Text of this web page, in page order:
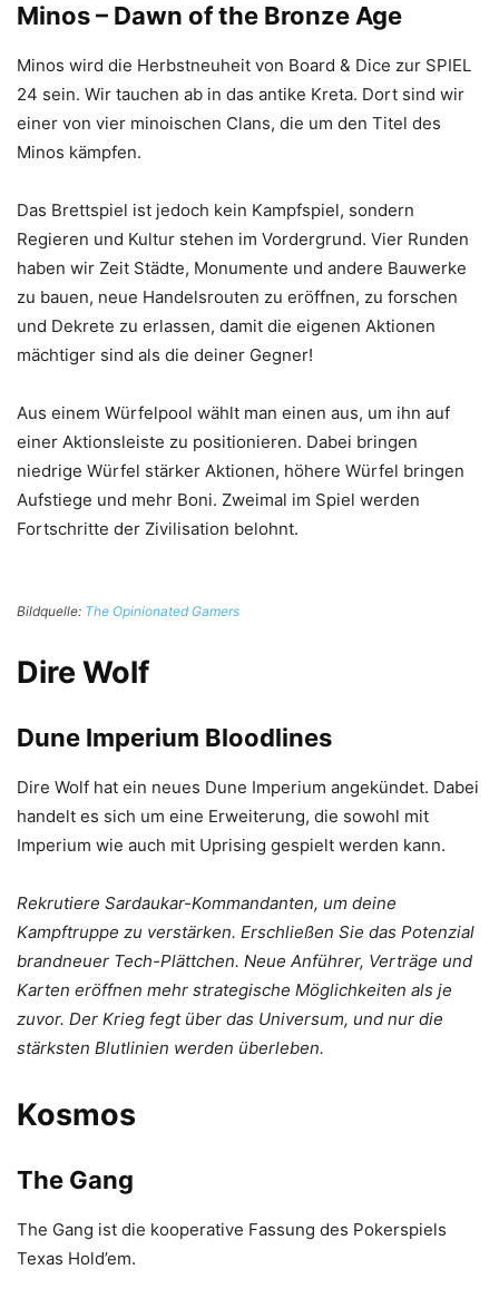
Minos– Dawn of the Bronze Age
Minos wird die Herbstneuheit von Board & Dice zur SPIEL
24 sein. Wir tauchen ab in das antike Kreta. Dort sind wir
einer von vier minoischen Clans, die um den Titel des
Minos kämpfen.
Das Brettspiel ist jedoch kein Kampfspiel, sondern
Regieren und Kultur stehen im Vordergrund. Vier Runden
haben wir Zeit Städte, Monumente und andere Bauwerke
zu bauen, neue Handelsrouten zu eröffnen, zu forschen
und Dekrete zu erlassen, damit die eigenen Aktionen
mächtiger sind als die deiner Gegner!
Aus einem Würfelpool wählt man einen aus, um ihn auf
einer Aktionsleiste zu positionieren. Dabei bringen
niedrige Würfel stärker Aktionen, höhere Würfel bringen
Aufstiege und mehr Boni. Zweimal im Spiel werden
Fortschritte der Zivilisation belohnt.
Bildquelle: The Opinionated Gamers
Dire Wolf
Dune Imperium Bloodlines
Dire Wolf hat ein neues Dune Imperium angekündet. Dabei
handelt es sich um eine Erweiterung, die sowohl mit
Imperium wie auch mit Uprising gespielt werden kann.
Rekrutiere Sardaukar-Kommandanten, um deine
Kampftruppe zu verstärken. Erschließen Sie das Potenzial
brandneuer Tech-Plättchen. Neue Anführer, Verträge und
Karten eröffnen mehr strategische Möglichkeiten als je
zuvor. Der Krieg fegt über das Universum, und nur die
stärksten Blutlinien werden überleben.
Kosmos
The Gang
The Gang ist die kooperative Fassung des Pokerspiels
Texas Hold’em.